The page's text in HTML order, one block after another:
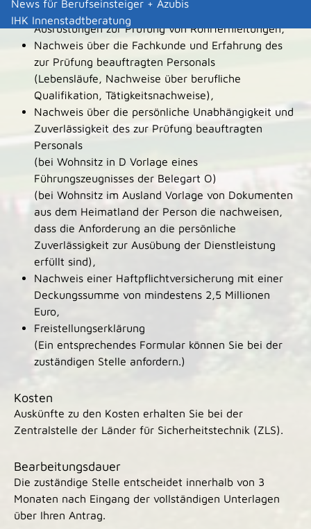
News für Berufseinsteiger + Azubis
IHK Innenstadtberatung
Nachweise über die notwendigen Mittel und
Ausrüstungen zur Prüfung von Rohrfernleitungen,
Nachweis über die Fachkunde und Erfahrung des
zur Prüfung beauftragten Personals
(Lebensläufe, Nachweise über berufliche
Qualifikation, Tätigkeitsnachweise),
Nachweis über die persönliche Unabhängigkeit und
Zuverlässigkeit des zur Prüfung beauftragten
Personals
(bei Wohnsitz in D Vorlage eines
Führungszeugnisses der Belegart O)
(bei Wohnsitz im Ausland Vorlage von Dokumenten
aus dem Heimatland der Person die nachweisen,
dass die Anforderung an die persönliche
Zuverlässigkeit zur Ausübung der Dienstleistung
erfüllt sind),
Nachweis einer Haftpflichtversicherung mit einer
Deckungssumme von mindestens 2,5 Millionen
Euro,
Freistellungserklärung
(Ein entsprechendes Formular können Sie bei der
zuständigen Stelle anfordern.)
Kosten
Auskünfte zu den Kosten erhalten Sie bei der
Zentralstelle der Länder für Sicherheitstechnik (ZLS).
Bearbeitungsdauer
Die zuständige Stelle entscheidet innerhalb von 3
Monaten nach Eingang der vollständigen Unterlagen
über Ihren Antrag.